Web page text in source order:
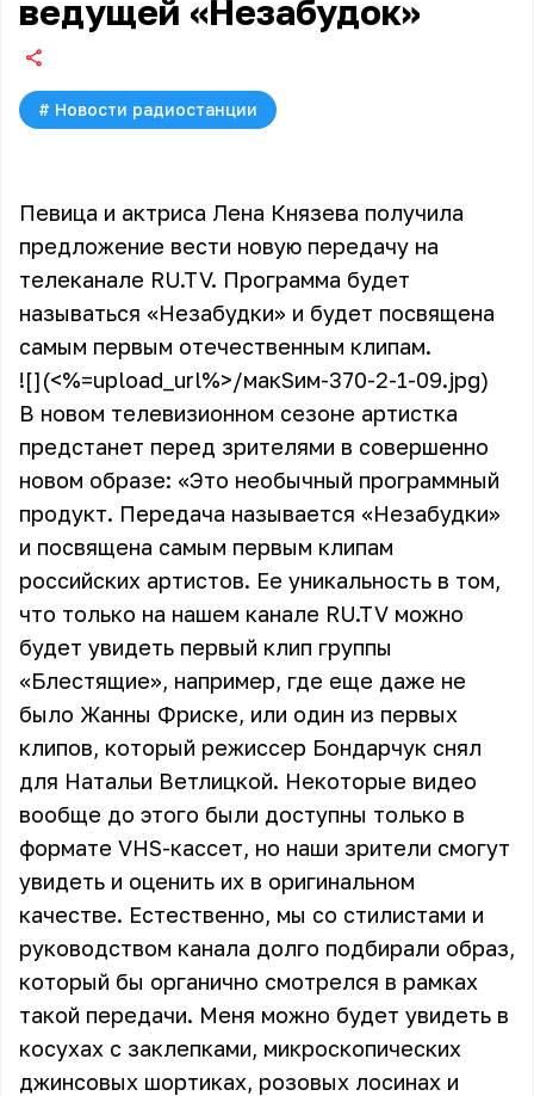
ведущей «Незабудок»
# Новости радиостанции
Певица и актриса Лена Князева получила
предложение вести новую передачу на
телеканале RU.TV. Программа будет
называться «Незабудки» и будет посвящена
самым первым отечественным клипам.
![](<%=upload_url%>/макSим-370-2-1-09.jpg)
В новом телевизионном сезоне артистка
предстанет перед зрителями в совершенно
новом образе: «Это необычный программный
продукт. Передача называется «Незабудки»
и посвящена самым первым клипам
российских артистов. Ее уникальность в том,
что только на нашем канале RU.TV можно
будет увидеть первый клип группы
«Блестящие», например, где еще даже не
было Жанны Фриске, или один из первых
клипов, который режиссер Бондарчук снял
для Натальи Ветлицкой. Некоторые видео
вообще до этого были доступны только в
формате VHS-кассет, но наши зрители смогут
увидеть и оценить их в оригинальном
качестве. Естественно, мы со стилистами и
руководством канала долго подбирали образ,
который бы органично смотрелся в рамках
такой передачи. Меня можно будет увидеть в
косухах с заклепками, микроскопических
джинсовых шортиках, розовых лосинах и